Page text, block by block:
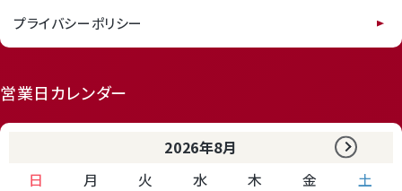
プライバシーポリシー
営業日カレンダー
2026年8月
日
月 火 水 木 金 土